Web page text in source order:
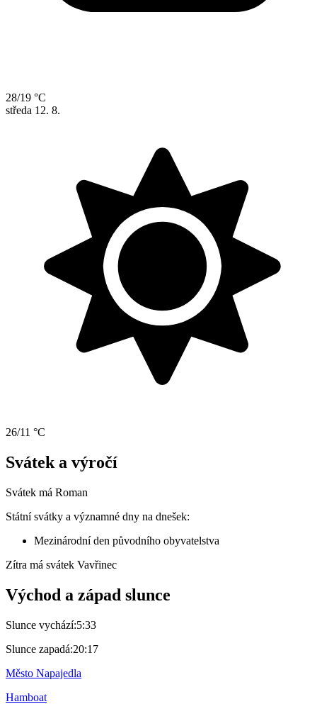
28/19 °C
středa 12. 8.
26/11 °C
Svátek a výročí
Svátek má Roman
Státní svátky a významné dny na dnešek:
Mezinárodní den původního obyvatelstva
Zítra má svátek Vavřinec
Východ a západ slunce
Slunce vychází:5:33
Slunce zapadá:20:17
Město Napajedla
Hamboat